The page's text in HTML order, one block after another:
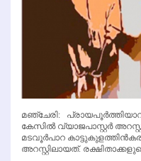
മഞ്ചേരി:
കേസില്‍ വ്യാജപാസ്റ്റര്‍
മടവൂര്‍പാറ
അറസ്റ്റിലായത്.